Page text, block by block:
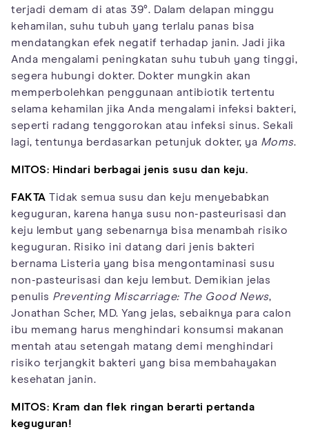
terjadi demam di atas 39°. Dalam delapan minggu
kehamilan, suhu tubuh yang terlalu panas bisa
mendatangkan efek negatif terhadap janin. Jadi jika
Anda mengalami peningkatan suhu tubuh yang tinggi,
segera hubungi dokter. Dokter mungkin akan
memperbolehkan penggunaan antibiotik tertentu
selama kehamilan jika Anda mengalami infeksi bakteri,
seperti radang tenggorokan atau infeksi sinus. Sekali
lagi, tentunya berdasarkan petunjuk dokter, ya Moms.
MITOS: Hindari berbagai jenis susu dan keju.
FAKTA Tidak semua susu dan keju menyebabkan
keguguran, karena hanya susu non-pasteurisasi dan
keju lembut yang sebenarnya bisa menambah risiko
keguguran. Risiko ini datang dari jenis bakteri
bernama Listeria yang bisa mengontaminasi susu
non-pasteurisasi dan keju lembut. Demikian jelas
penulis Preventing Miscarriage: The Good News,
Jonathan Scher, MD. Yang jelas, sebaiknya para calon
ibu memang harus menghindari konsumsi makanan
mentah atau setengah matang demi menghindari
risiko terjangkit bakteri yang bisa membahayakan
kesehatan janin.
MITOS: Kram dan flek ringan berarti pertanda
keguguran!